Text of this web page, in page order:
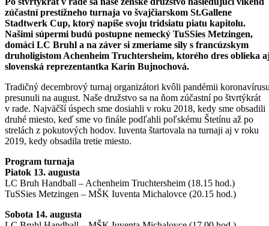
zúčastní prestížneho turnaja vo švajčiarskom St.Gallene
Stadtwerk Cup, ktorý napíše svoju tridsiatu piatu kapitolu.
Našimi súpermi budú postupne nemecký TuSSies Metzingen,
domáci LC Bruhl a na záver si zmeriame sily s francúzskym
druholigistom Achenheim Truchtersheim, ktorého dres oblieka
slovenská reprezentantka Karin Bujnochová.
Tradičný decembrový turnaj organizátori kvôli pandémii
presunuli na august. Naše družstvo sa na ňom zúčastní po štvrtýkrát
v rade. Najväčší úspech sme dosiahli v roku 2018, kedy sme obsadili
druhé miesto, keď sme vo finále podľahli poľskému Štetínu až po
strelách z pokutových hodov. Iuventa štartovala na turnaji aj v roku
2019, kedy obsadila tretie miesto.
Program turnaja
Piatok 13. augusta
LC Bruh Handball – Achenheim Truchtersheim (18.15 hod.)
TuSSies Metzingen – MŠK Iuventa Michalovce (20.15 hod.)
Sobota 14. augusta